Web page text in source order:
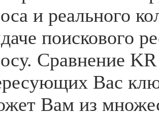
и реального
поискового
Сравнение
Вас
Вам из